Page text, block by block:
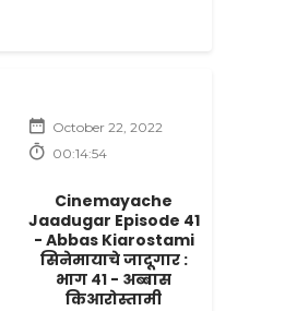
October 22, 2022
00:14:54
Cinemayache
Jaadugar Episode 41
- Abbas Kiarostami
सिनेमायाचे जादूगार :
भाग ४१ - अब्बास
किआरोस्तामी